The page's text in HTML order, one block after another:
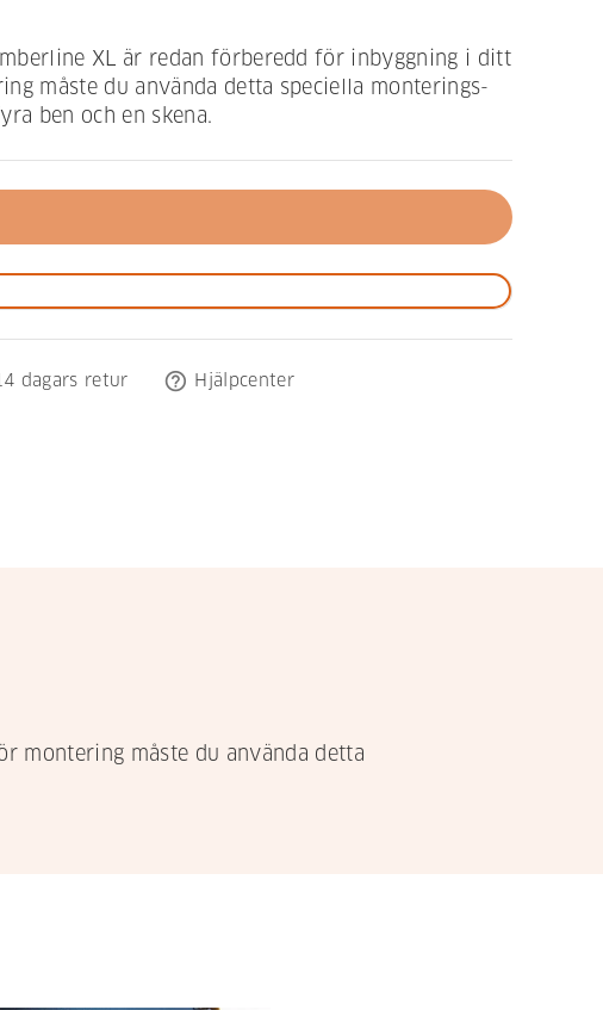
XL är redan förberedd för inbyggning i ditt
måste du använda detta speciella monterings-
ben och en skena.
dagars retur help_outline Hjälpcenter
montering måste du använda detta